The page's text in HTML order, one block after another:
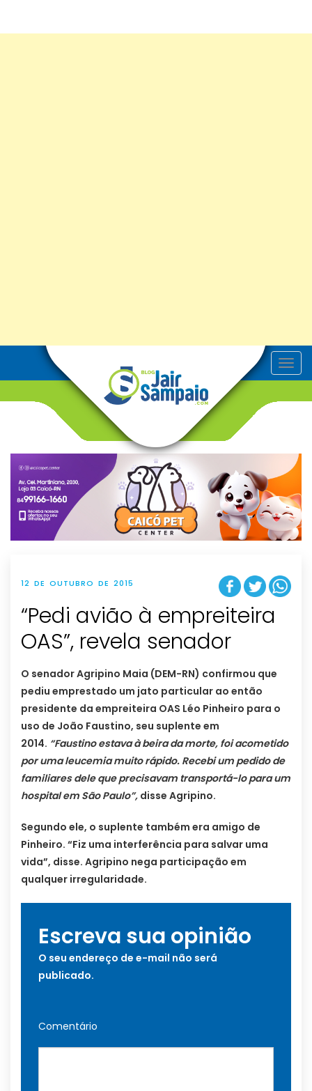
T
o
v
g
t
i
o
n
12 DE OUTUBRO DE 2015
“Pedi avião à empreiteira
OAS”, revela senador
O senador Agripino Maia (DEM-RN) confirmou que
pediu emprestado um jato particular ao então
presidente da empreiteira OAS Léo Pinheiro para o
uso de João Faustino, seu suplente em
2014. “Faustino estava à beira da morte, foi acometido
por uma leucemia muito rápido. Recebi um pedido de
familiares dele que precisavam transportá-lo para um
hospital em São Paulo”, disse Agripino.
Segundo ele, o suplente também era amigo de
Pinheiro. “Fiz uma interferência para salvar uma
vida”, disse. Agripino nega participação em
qualquer irregularidade.
Escreva sua opinião
O seu endereço de e-mail não será
publicado.
Comentário